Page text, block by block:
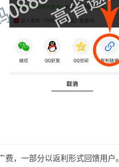
，一部分以返利形式回馈用户。